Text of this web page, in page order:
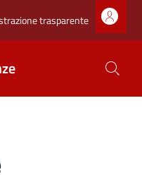
superiore
trasparente